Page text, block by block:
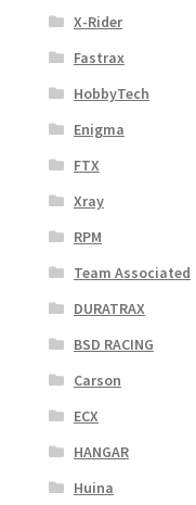
X-Rider
Fastrax
HobbyTech
Enigma
FTX
Xray
RPM
Team Associated
DURATRAX
BSD RACING
Carson
ECX
HANGAR
Huina